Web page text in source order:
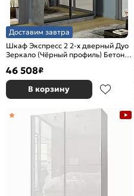
Доставим завтра
Шкаф Экспресс 2 2-х дверный Дуо
Зеркало (Чёрный профиль) Бетон
46 508₽
В корзину